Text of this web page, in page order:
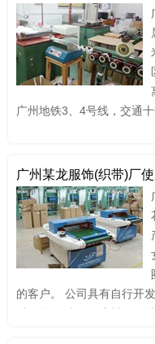
广州地铁3、4号线，交通十
广州某龙服饰(织带)厂
的客户。 公司具有自行开